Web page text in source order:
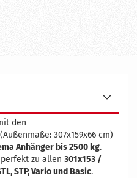
den
(Außenmaße: 307x159x66 cm)
Anhänger bis 2500 kg.
zu allen 301x153 /
STP, Vario und Basic.